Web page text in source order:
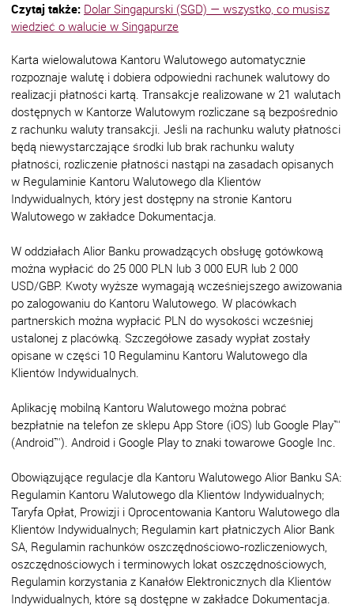
Czytaj także: Dolar Singapurski (SGD) — wszystko, co musisz
wiedzieć o walucie w Singapurze
Karta wielowalutowa Kantoru Walutowego automatycznie
rozpoznaje walutę i dobiera odpowiedni rachunek walutowy do
realizacji płatności kartą. Transakcje realizowane w 21 walutach
dostępnych w Kantorze Walutowym rozliczane są bezpośrednio
z rachunku waluty transakcji. Jeśli na rachunku waluty płatności
będą niewystarczające środki lub brak rachunku waluty
płatności, rozliczenie płatności nastąpi na zasadach opisanych
w Regulaminie Kantoru Walutowego dla Klientów
Indywidualnych, który jest dostępny na stronie Kantoru
Walutowego w zakładce Dokumentacja.
W oddziałach Alior Banku prowadzących obsługę gotówkową
można wypłacić do 25 000 PLN lub 3 000 EUR lub 2 000
USD/GBP. Kwoty wyższe wymagają wcześniejszego awizowania
po zalogowaniu do Kantoru Walutowego. W placówkach
partnerskich można wypłacić PLN do wysokości wcześniej
ustalonej z placówką. Szczegółowe zasady wypłat zostały
opisane w części 10 Regulaminu Kantoru Walutowego dla
Klientów Indywidualnych.
Aplikację mobilną Kantoru Walutowego można pobrać
bezpłatnie na telefon ze sklepu App Store (iOS) lub Google Play™
(Android™). Android i Google Play to znaki towarowe Google Inc.
Obowiązujące regulacje dla Kantoru Walutowego Alior Banku SA:
Regulamin Kantoru Walutowego dla Klientów Indywidualnych;
Taryfa Opłat, Prowizji i Oprocentowania Kantoru Walutowego dla
Klientów Indywidualnych; Regulamin kart płatniczych Alior Bank
SA, Regulamin rachunków oszczędnościowo-rozliczeniowych,
oszczędnościowych i terminowych lokat oszczędnościowych,
Regulamin korzystania z Kanałów Elektronicznych dla Klientów
Indywidualnych, które są dostępne w zakładce Dokumentacja.